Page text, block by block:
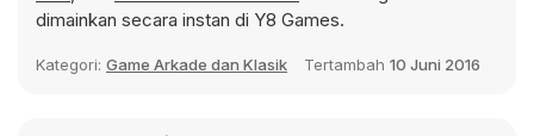
dimainkan secara instan di Y8 Games.
Kategori: Game Arkade dan Klasik Tertambah 10 Juni 2016